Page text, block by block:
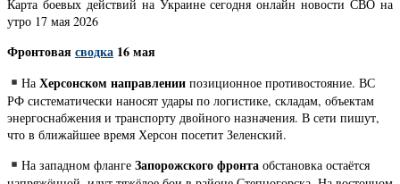
Карта боевых действий на Украине сегодня онлайн новости СВО на
утро 17 мая 2026
Фронтоваясводка 16 мая
НаХерсонском направлении позиционное противостояние. ВС
РФ систематически наносят удары по логистике, складам, объектам
энергоснабжения и транспорту двойного назначения. В сети пишут,
что в ближайшее время Херсон посетит Зеленский.
На западном флангеЗапорожского фронта обстановка остаётся